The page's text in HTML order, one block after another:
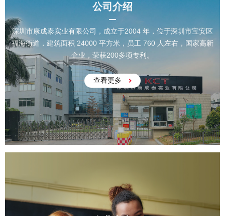
公司介绍
深圳市康成泰实业有限公司，成立于2004 年，位于深圳市宝安区
福海街道，建筑面积 24000 平方米，员工 760 人左右，国家高新
企业，荣获200多项专利。
查看更多
01